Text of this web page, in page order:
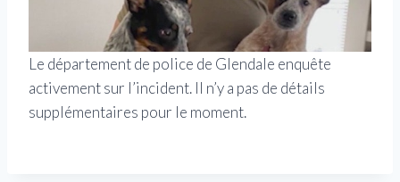
Le département de police de Glendale enquête
activement sur l’incident. Il n’y a pas de détails
supplémentaires pour le moment.